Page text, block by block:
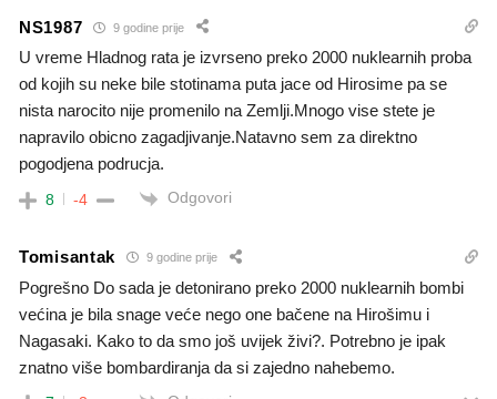
NS1987 9 godine prije
U vreme Hladnog rata je izvrseno preko 2000 nuklearnih proba
od kojih su neke bile stotinama puta jace od Hirosime pa se
nista narocito nije promenilo na Zemlji.Mnogo vise stete je
napravilo obicno zagadjivanje.Natavno sem za direktno
pogodjena podrucja.
8 -4 Odgovori
Tomisantak 9 godine prije
Pogrešno Do sada je detonirano preko 2000 nuklearnih bombi
većina je bila snage veće nego one bačene na Hirošimu i
Nagasaki. Kako to da smo još uvijek živi?. Potrebno je ipak
znatno više bombardiranja da si zajedno nahebemo.